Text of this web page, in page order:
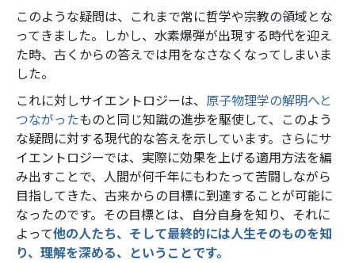
このような疑問は、これまで常に哲学や宗教の領域とな
ってきました。しかし、水素爆弾が出現する時代を迎え
た時、古くからの答えでは用をなさなくなってしまいま
した。
これに対しサイエントロジーは、 原子物理学の解明へと
つながったものと同じ知識の進歩を駆使して、このよう
な疑問に対する現代的な答えを示しています。さらにサ
イエントロジーでは、実際に効果を上げる適用方法を編
み出すことで、人間が何千年にもわたって苦闘しながら
目指してきた、古来からの目標に到達することが可能に
なったのです。その目標とは、自分自身を知り、それに
よって他の人たち、そして最終的には人生そのものを知
り、理解を深める、ということです。